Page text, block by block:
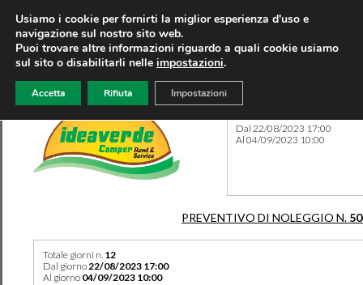
Dal 22/08/2023 17:00
Al 04/09/2023 10:00
PREVENTIVO DI NOLEGGIO N.
Totale giorni n. 12
Dal giorno22/08/2023 17:00
Al giorno 04/09/2023 10:00
Usiamo i cookie per fornirti la miglior esperienza d'uso e
navigazione sul nostro sito web.
Puoi trovare altre informazioni riguardo a quali cookie usiamo
sul sito o disabilitarli nelle impostazioni.
Accetta Rifiuta Impostazioni